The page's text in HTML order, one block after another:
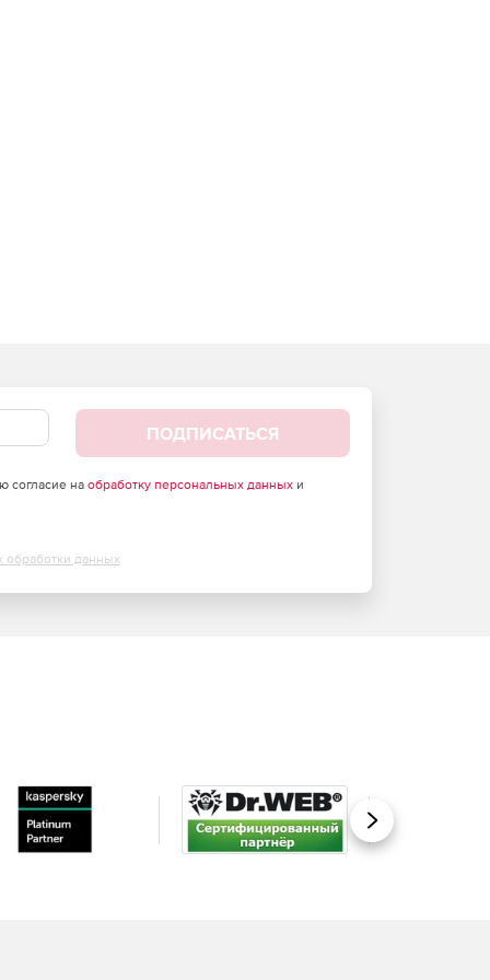
ПОДПИСАТЬСЯ
согласие на обработку персональных данныхи
обработки данных
Вперед